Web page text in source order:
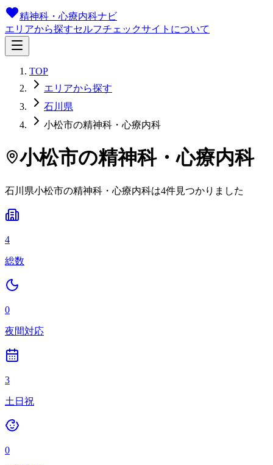
精神科・心療内科ナビ
エリアから探すセルフチェックサイトについて
TOP
エリアから探す
石川県
小松市の精神科・心療内科
小松市の精神科・心療内科
石川県小松市の精神科・心療内科は4件見つかりました
4
総数
0
夜間対応
3
土日祝
0